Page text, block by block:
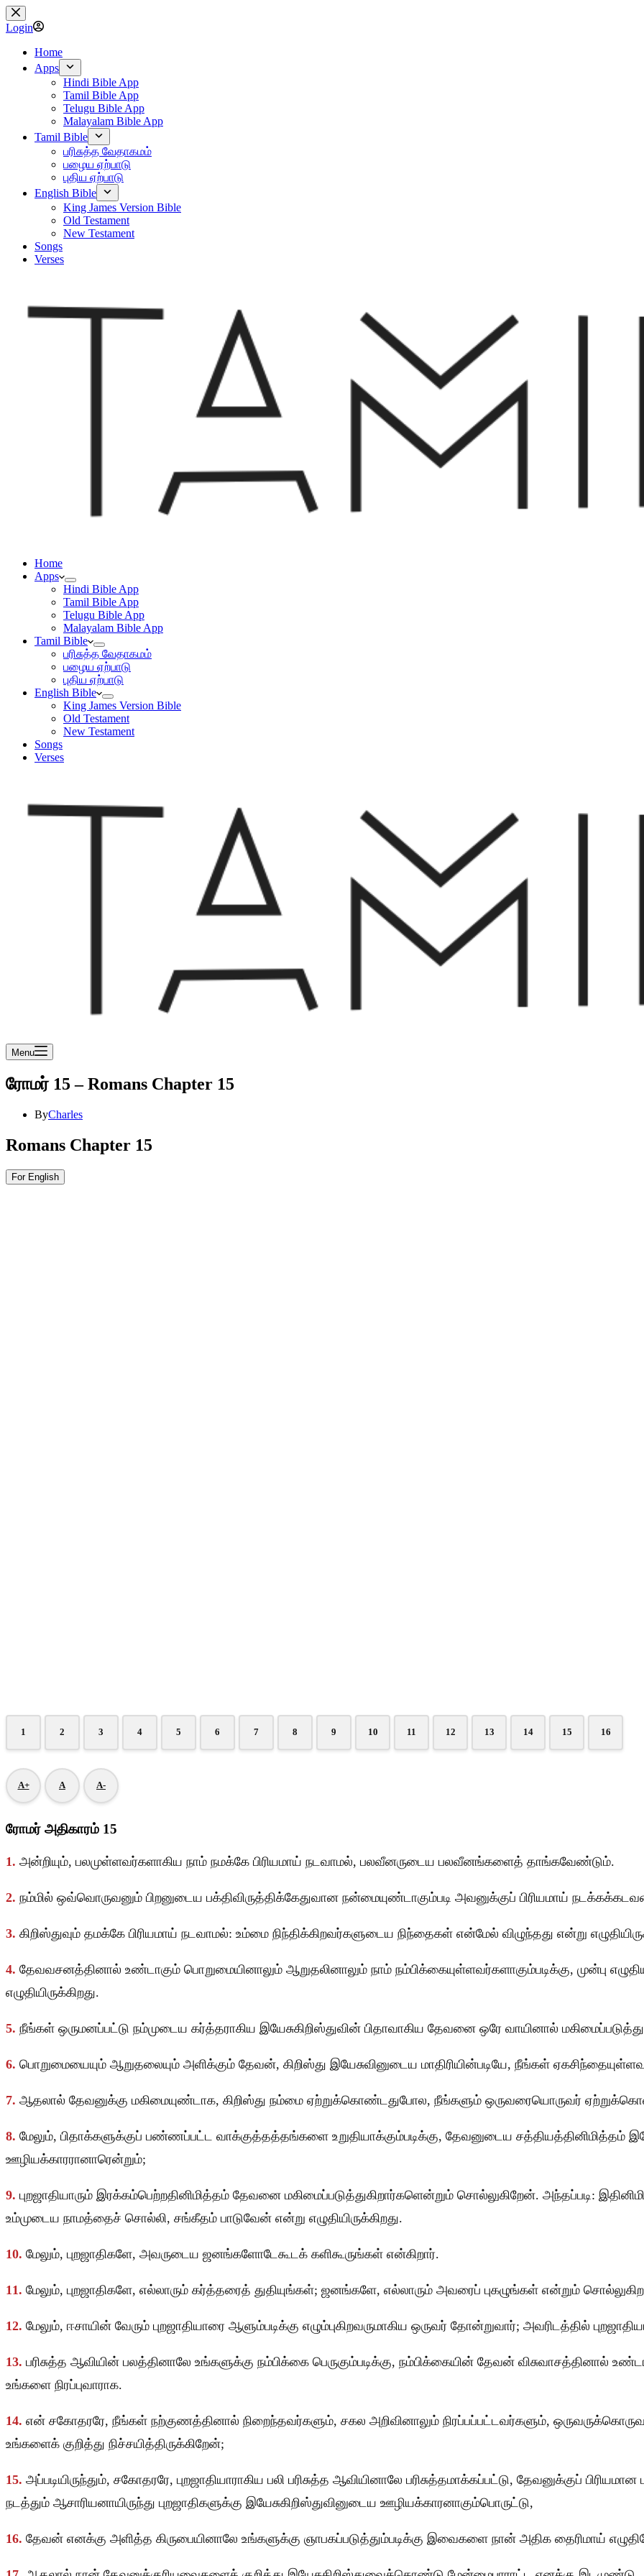
Skip
to
content
Login
Home
Apps
Hindi Bible App
Tamil Bible App
Telugu Bible App
Malayalam Bible App
Tamil Bible
பரிசுத்த வேதாகமம்
பழைய ஏற்பாடு
புதிய ஏற்பாடு
English Bible
King James Version Bible
Old Testament
New Testament
Songs
Verses
Home
Apps
Hindi Bible App
Tamil Bible App
Telugu Bible App
Malayalam Bible App
Tamil Bible
பரிசுத்த வேதாகமம்
பழைய ஏற்பாடு
புதிய ஏற்பாடு
English Bible
King James Version Bible
Old Testament
New Testament
Songs
Verses
Menu
ரோமர் 15 – Romans Chapter 15
ByCharles
Romans Chapter 15
For English
1 2 3 4 5 6 7 8 9 10 11 12 13 14 15 16
A+ A A-
ரோமர் அதிகாரம் 15
1. அன்றியும், பலமுள்ளவர்களாகிய நாம் நமக்கே பிரியமாய் நடவாமல், பலவீனருடைய பலவீனங்களைத் தாங்கவேண்டும்.
2. நம்மில் ஒவ்வொருவனும் பிறனுடைய பக்திவிருத்திக்கேதுவான நன்மையுண்டாகும்படி அவனுக்குப் பிரியமாய்
3. கிறிஸ்துவும் தமக்கே பிரியமாய் நடவாமல்: உம்மை நிந்திக்கிறவர்களுடைய நிந்தைகள் என்மேல் விழுந்தது என்று
4. தேவவசனத்தினால் உண்டாகும் பொறுமையினாலும் ஆறுதலினாலும் நாம் நம்பிக்கையுள்ளவர்களாகும்படிக்கு, முன்பு
எழுதியிருக்கிறது.
5. நீங்கள் ஒருமனப்பட்டு நம்முடைய கர்த்தராகிய இயேசுகிறிஸ்துவின் பிதாவாகிய தேவனை ஒரே வாயினால்
6. பொறுமையையும் ஆறுதலையும் அளிக்கும் தேவன், கிறிஸ்து இயேசுவினுடைய மாதிரியின்படியே, நீங்கள்
7. ஆதலால் தேவனுக்கு மகிமையுண்டாக, கிறிஸ்து நம்மை ஏற்றுக்கொண்டதுபோல, நீங்களும் ஒருவரையொருவர்
8. மேலும், பிதாக்களுக்குப் பண்ணப்பட்ட வாக்குத்தத்தங்களை உறுதியாக்கும்படிக்கு, தேவனுடைய சத்தியத்தினிமித்தம்
ஊழியக்காரரானாரென்றும்;
9. புறஜாதியாரும் இரக்கம்பெற்றதினிமித்தம் தேவனை மகிமைப்படுத்துகிறார்களென்றும் சொல்லுகிறேன். அந்தப்படி:
உம்முடைய நாமத்தைச் சொல்லி, சங்கீதம் பாடுவேன் என்று எழுதியிருக்கிறது.
10. மேலும், புறஜாதிகளே, அவருடைய ஜனங்களோடேகூடக் களிகூருங்கள் என்கிறார்.
11. மேலும், புறஜாதிகளே, எல்லாரும் கர்த்தரைத் துதியுங்கள்; ஜனங்களே, எல்லாரும் அவரைப் புகழுங்கள் என்றும்
12. மேலும், ஈசாயின் வேரும் புறஜாதியாரை ஆளும்படிக்கு எழும்புகிறவருமாகிய ஒருவர் தோன்றுவார்; அவரிடத்தில்
13. பரிசுத்த ஆவியின் பலத்தினாலே உங்களுக்கு நம்பிக்கை பெருகும்படிக்கு, நம்பிக்கையின் தேவன் விசுவாசத்தினால்
உங்களை நிரப்புவாராக.
14. என் சகோதரரே, நீங்கள் நற்குணத்தினால் நிறைந்தவர்களும், சகல அறிவினாலும் நிரப்பப்பட்டவர்களும்,
உங்களைக் குறித்து நிச்சயித்திருக்கிறேன்;
15. அப்படியிருந்தும், சகோதரரே, புறஜாதியாராகிய பலி பரிசுத்த ஆவியினாலே பரிசுத்தமாக்கப்பட்டு, தேவனுக்குப்
நடத்தும் ஆசாரியனாயிருந்து புறஜாதிகளுக்கு இயேசுகிறிஸ்துவினுடைய ஊழியக்காரனாகும்பொருட்டு,
16. தேவன் எனக்கு அளித்த கிருபையினாலே உங்களுக்கு ஞாபகப்படுத்தும்படிக்கு இவைகளை நான் அதிக தைரிமாய்